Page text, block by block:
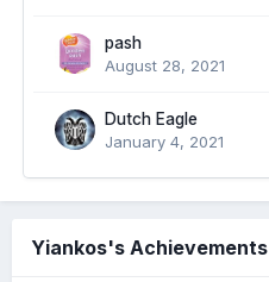
pash
August 28, 2021
Dutch Eagle
January 4, 2021
Yiankos's Achievements